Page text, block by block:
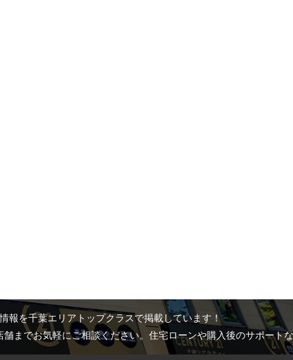
報を千葉エリアトップクラスで掲載しています！
までお気軽にご相談ください。住宅ローンや購入後のサポート